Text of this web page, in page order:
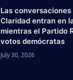
Las
Claridad entran en
mientras el Partido
votos demócratas
July 30, 2026